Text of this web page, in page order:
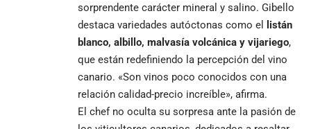
sorprendente carácter mineral y salino. Gibello
destaca variedades autóctonas como el
listán
blanco, albillo, malvasía volcánica y vijariego,
que están redefiniendo la percepción del vino
canario. «Son vinos poco conocidos con una
relación calidad-precio increíble», afirma.
El chef no oculta su sorpresa ante la pasión de